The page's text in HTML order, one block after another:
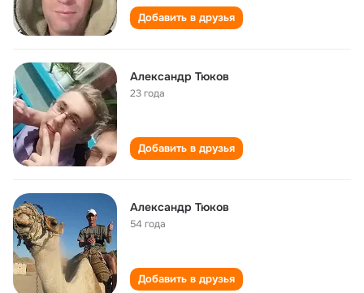
Добавить в друзья
Александр Тюков
23 года
Добавить в друзья
Александр Тюков
54 года
Добавить в друзья